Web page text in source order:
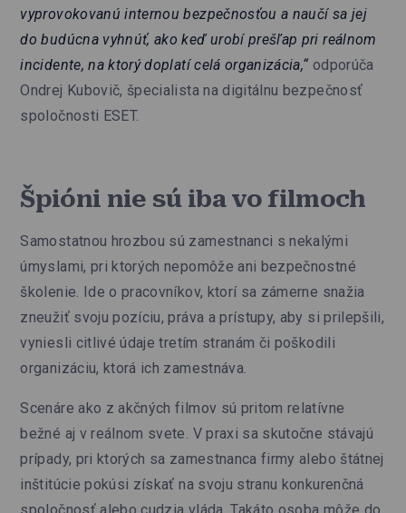
vyprovokovanú internou bezpečnosťou a naučí sa jej
do budúcna vyhnúť, ako keď urobí prešľap pri reálnom
incidente, na ktorý doplatí celá organizácia,“ odporúča
Ondrej Kubovič, špecialista na digitálnu bezpečnosť
spoločnosti ESET.
Špióni nie sú iba vo filmoch
Samostatnou hrozbou sú zamestnanci s nekalými
úmyslami, pri ktorých nepomôže ani bezpečnostné
školenie. Ide o pracovníkov, ktorí sa zámerne snažia
zneužiť svoju pozíciu, práva a prístupy, aby si prilepšili,
vyniesli citlivé údaje tretím stranám či poškodili
organizáciu, ktorá ich zamestnáva.
Scenáre ako z akčných filmov sú pritom relatívne
bežné aj v reálnom svete. V praxi sa skutočne stávajú
prípady, pri ktorých sa zamestnanca firmy alebo štátnej
inštitúcie pokúsi získať na svoju stranu konkurenčná